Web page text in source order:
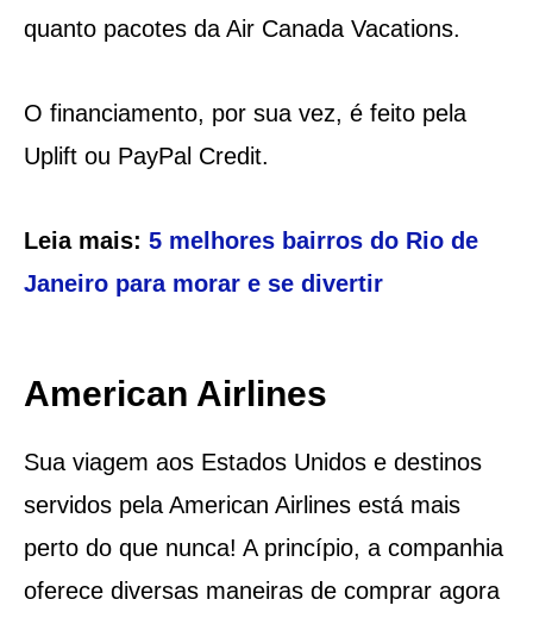
quanto pacotes da Air Canada Vacations.
O financiamento, por sua vez, é feito pela
Uplift ou PayPal Credit.
Leia mais: 5 melhores bairros do Rio de
Janeiro para morar e se divertir
American Airlines
Sua viagem aos Estados Unidos e destinos
servidos pela American Airlines está mais
perto do que nunca! A princípio, a companhia
oferece diversas maneiras de comprar agora